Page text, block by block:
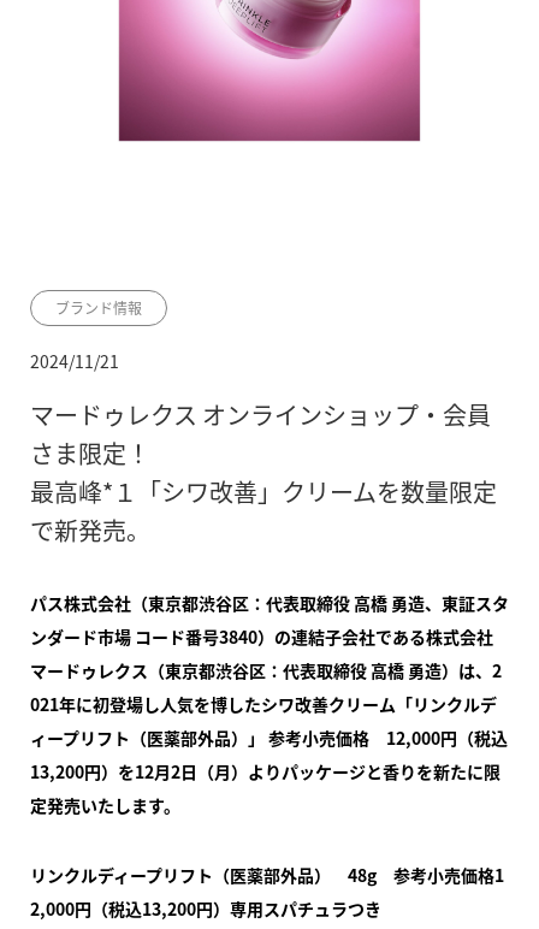
ブランド情報
2024/11/21
マードゥレクス オンラインショップ・会員
さま限定！
最高峰*１「シワ改善」クリームを数量限定
で新発売。
パス株式会社（東京都渋谷区：代表取締役 高橋 勇造、東証スタ
ンダード市場 コード番号3840）の連結子会社である株式会社
マードゥレクス（東京都渋谷区：代表取締役 高橋 勇造）は、2
021年に初登場し人気を博したシワ改善クリーム「リンクルデ
ィープリフト（医薬部外品）」 参考小売価格 12,000円（税込
13,200円）を12月2日（月）よりパッケージと香りを新たに限
定発売いたします。
リンクルディープリフト（医薬部外品） 48g 参考小売価格1
2,000円（税込13,200円）専用スパチュラつき